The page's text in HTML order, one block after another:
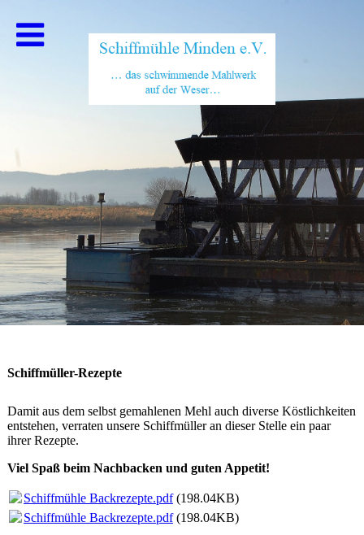
Schiffmüller-Rezepte
Damit aus dem selbst gemahlenen Mehl auch diverse Köstlichkeiten
entstehen, verraten unsere Schiffmüller an dieser Stelle ein paar
ihrer Rezepte.
Viel Spaß beim Nachbacken und guten Appetit!
Schiffmühle Backrezepte.pdf(198.04KB)
Schiffmühle Backrezepte.pdf(198.04KB)